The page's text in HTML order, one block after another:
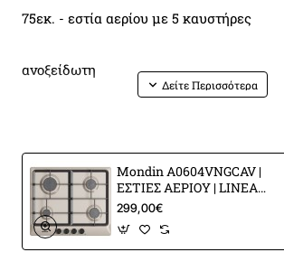
75εκ. - εστία αερίου με 5 καυστήρες
ανοξείδωτη
5 καυστήρες με αλουμινένιους διασπορείς
σχάρες χυτοσιδήρου
Mondin A0604VNGCAV |
ΕΣΤΙΕΣ ΑΕΡΙΟΥ | LINEA
MATERA
299,00€